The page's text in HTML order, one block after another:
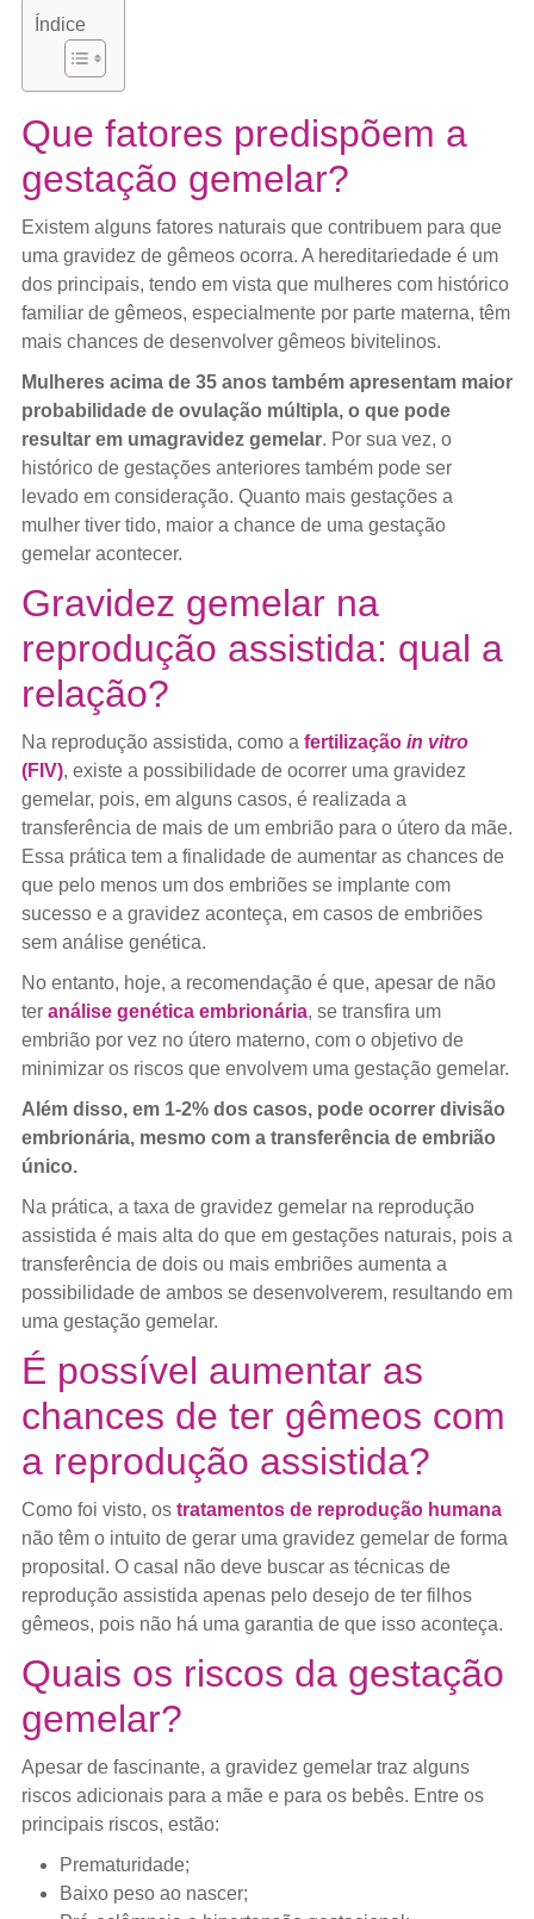
Índice
Que fatores predispõem a
gestação gemelar?
Existem alguns fatores naturais que contribuem para que
uma gravidez de gêmeos ocorra. A hereditariedade é um
dos principais, tendo em vista que mulheres com histórico
familiar de gêmeos, especialmente por parte materna, têm
mais chances de desenvolver gêmeos bivitelinos.
Mulheres acima de 35 anos também apresentam maior
probabilidade de ovulação múltipla, o que pode
resultar em umagravidez gemelar. Por sua vez, o
histórico de gestações anteriores também pode ser
levado em consideração. Quanto mais gestações a
mulher tiver tido, maior a chance de uma gestação
gemelar acontecer.
Gravidez gemelar na
reprodução assistida: qual a
relação?
Na reprodução assistida, como a fertilização in vitro
(FIV), existe a possibilidade de ocorrer uma gravidez
gemelar, pois, em alguns casos, é realizada a
transferência de mais de um embrião para o útero da mãe.
Essa prática tem a finalidade de aumentar as chances de
que pelo menos um dos embriões se implante com
sucesso e a gravidez aconteça, em casos de embriões
sem análise genética.
No entanto, hoje, a recomendação é que, apesar de não
ter análise genética embrionária, se transfira um
embrião por vez no útero materno, com o objetivo de
minimizar os riscos que envolvem uma gestação gemelar.
Além disso, em 1-2% dos casos, pode ocorrer divisão
embrionária, mesmo com a transferência de embrião
único.
Na prática, a taxa de gravidez gemelar na reprodução
assistida é mais alta do que em gestações naturais, pois a
transferência de dois ou mais embriões aumenta a
possibilidade de ambos se desenvolverem, resultando em
uma gestação gemelar.
É possível aumentar as
chances de ter gêmeos com
a reprodução assistida?
Como foi visto, os tratamentos de reprodução humana
não têm o intuito de gerar uma gravidez gemelar de forma
proposital. O casal não deve buscar as técnicas de
reprodução assistida apenas pelo desejo de ter filhos
gêmeos, pois não há uma garantia de que isso aconteça.
Quais os riscos da gestação
gemelar?
Apesar de fascinante, a gravidez gemelar traz alguns
riscos adicionais para a mãe e para os bebês. Entre os
principais riscos, estão:
Prematuridade;
Baixo peso ao nascer;